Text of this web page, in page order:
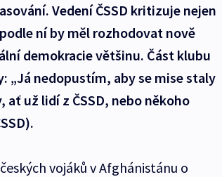
Vedení ČSSD kritizuje nejen
ní by měl rozhodovat nově
demokracie většinu. Část klubu
„Já nedopustím, aby se mise staly
už lidí z ČSSD, nebo někoho
vojáků v Afghánistánu o